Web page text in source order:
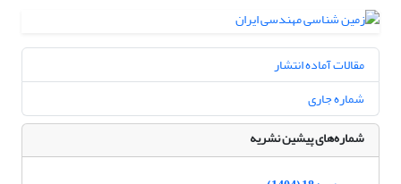
مقالات آماده انتشار
شماره جاری
شماره‌های پیشین نشریه